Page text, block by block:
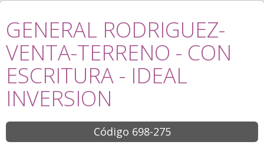
GENERAL RODRIGUEZ-
VENTA-TERRENO - CON
ESCRITURA - IDEAL
INVERSION
Código 698-275